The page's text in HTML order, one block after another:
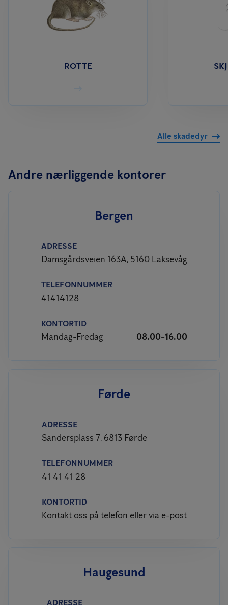
ROTTE
Alle skadedyr
Andre nærliggende kontorer
Bergen
ADRESSE
Damsgårdsveien 163A, 5160 Laksevåg
TELEFONNUMMER
41414128
KONTORTID
Mandag-Fredag 08.00-16.00
Førde
ADRESSE
Sandersplass 7, 6813 Førde
TELEFONNUMMER
41 41 41 28
KONTORTID
Kontakt oss på telefon eller via e-post
Haugesund
ADRESSE